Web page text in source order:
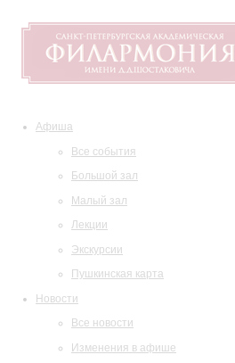
Афиша
Все события
Большой зал
Малый зал
Лекции
Экскурсии
Пушкинская карта
Новости
Все новости
Изменения в афише